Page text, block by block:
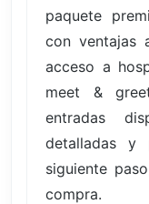
paquete
con ventajas
acceso a
meet &
entradas
detalladas y
siguiente
compra.